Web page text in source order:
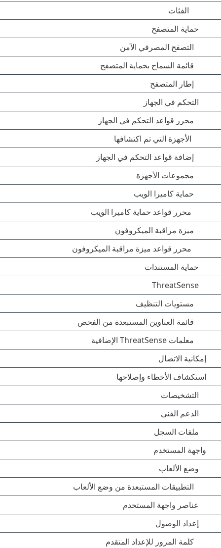
الفئات
حماية المتصفح
التصفح المصرفي الآمن
قائمة السماح بحماية المتصفح
إطار المتصفح
التحكم في الجهاز
محرر قواعد التحكم في الجهاز
الأجهزة التي تم اكتشافها
إضافة قواعد التحكم في الجهاز
مجموعات الأجهزة
حماية كاميرا الويب
محرر قواعد حماية كاميرا الويب
ميزة مراقبة الميكروفون
محرر قواعد ميزة مراقبة الميكروفون
حماية المستندات
ThreatSense
مستويات التنظيف
قائمة العناوين المستبعدة من الفحص
معلمات ThreatSense الإضافية
إمكانية الاتصال
استكشاف الأخطاء وإصلاحها
التشخيصات
الدعم الفني
ملفات السجل
واجهة المستخدم
وضع الألعاب
التطبيقات المستبعدة من وضع الألعاب
عناصر واجهة المستخدم
إعداد الوصول
كلمة المرور للإعداد المتقدم